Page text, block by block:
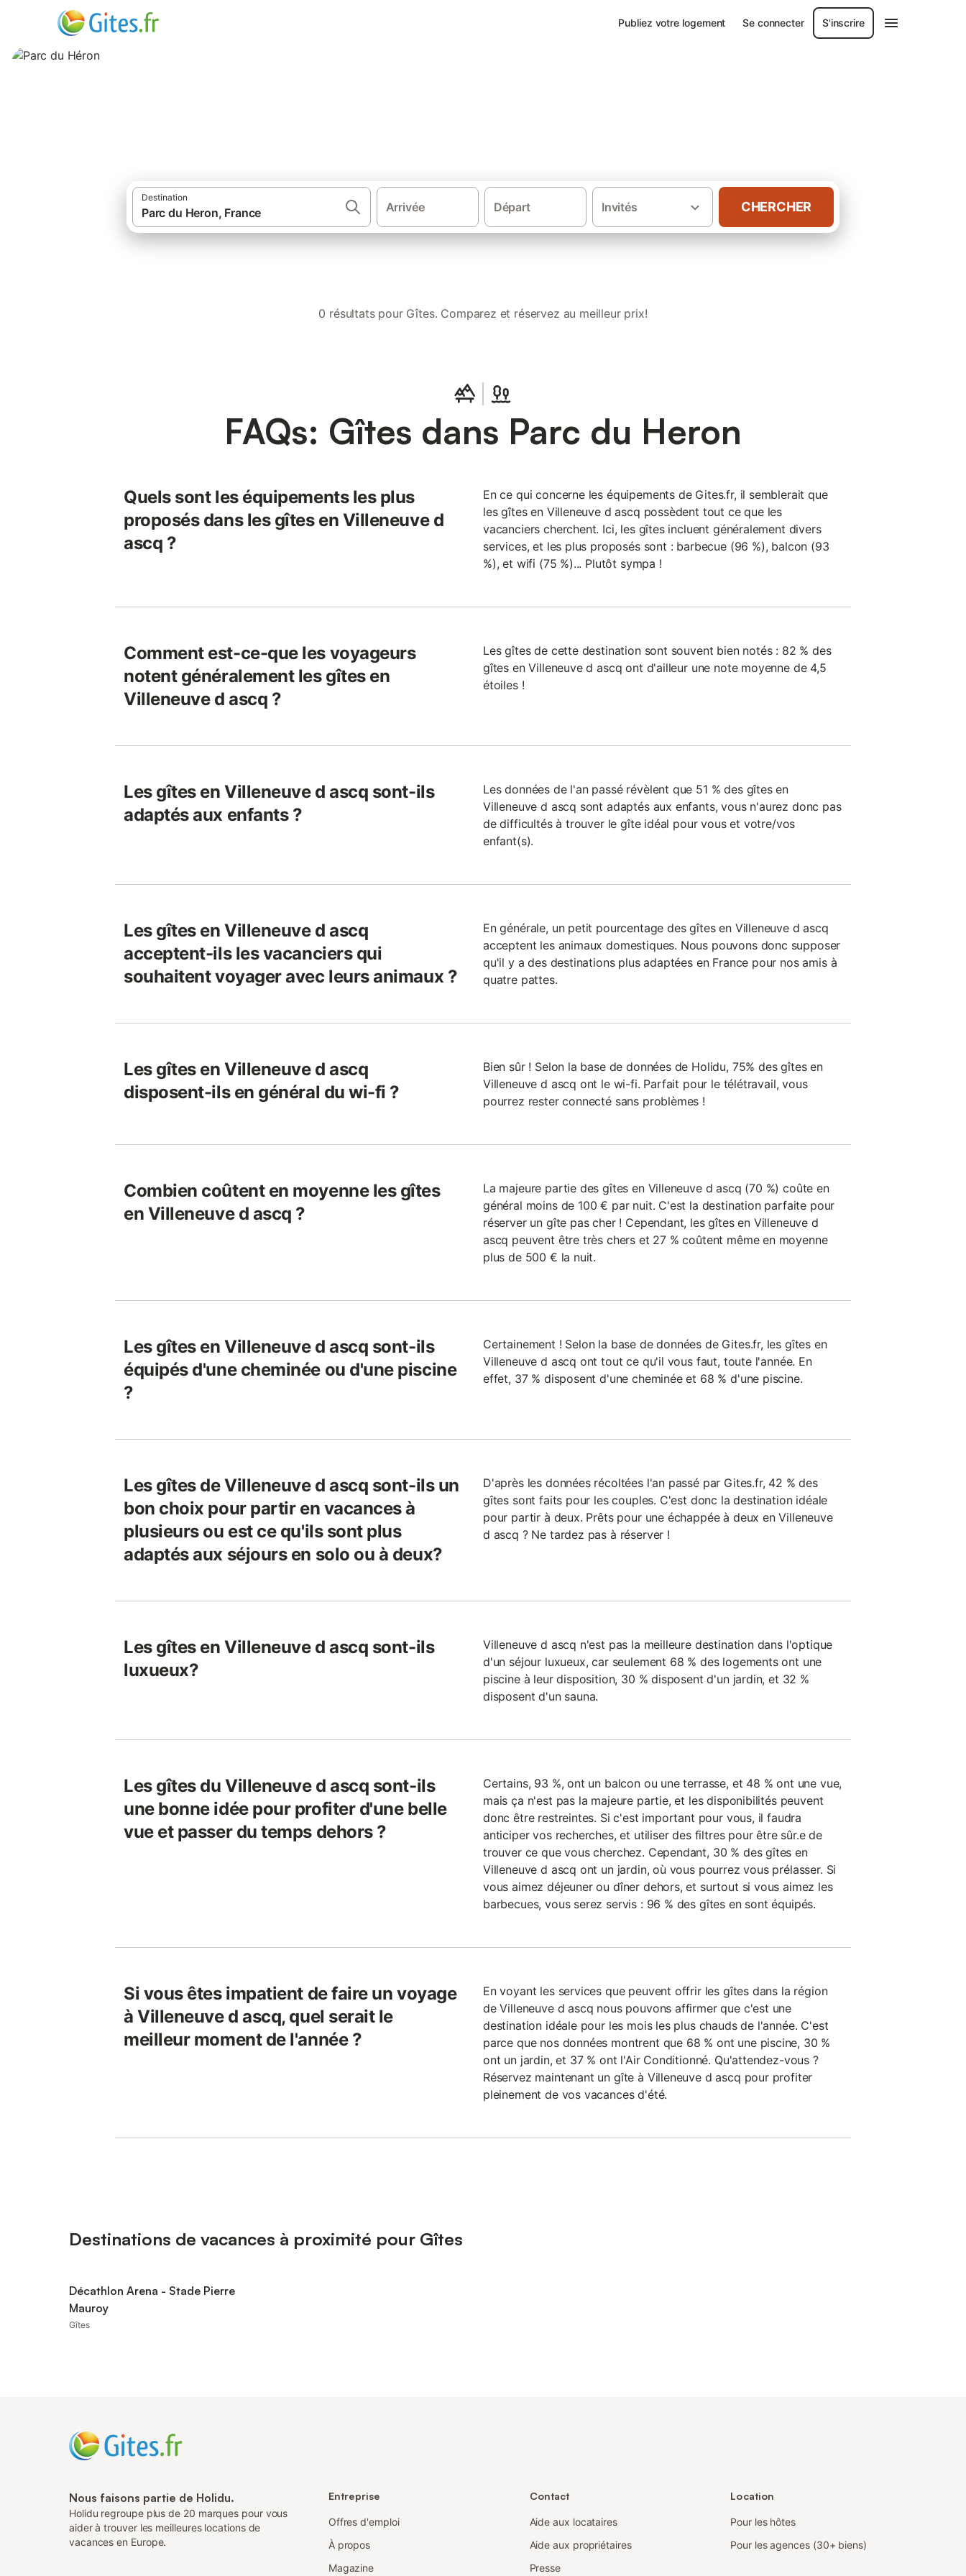
Publiez votre logement Se connecter S'inscrire
Destination
Arrivée Départ Invités CHERCHER
0 résultats pour Gîtes. Comparez et réservez au meilleur prix!
FAQs: Gîtes dans Parc du Heron
Quels sont les équipements les plus
proposés dans les gîtes en Villeneuve d
ascq ?
En ce qui concerne les équipements de Gites.fr, il semblerait que
les gîtes en Villeneuve d ascq possèdent tout ce que les
vacanciers cherchent. Ici, les gîtes incluent généralement divers
services, et les plus proposés sont : barbecue (96 %), balcon (93
%), et wifi (75 %)... Plutôt sympa !
Comment est-ce-que les voyageurs
notent généralement les gîtes en
Villeneuve d ascq ?
Les gîtes de cette destination sont souvent bien notés : 82 % des
gîtes en Villeneuve d ascq ont d'ailleur une note moyenne de 4,5
étoiles !
Les gîtes en Villeneuve d ascq sont-ils
adaptés aux enfants ?
Les données de l'an passé révèlent que 51 % des gîtes en
Villeneuve d ascq sont adaptés aux enfants, vous n'aurez donc pas
de difficultés à trouver le gîte idéal pour vous et votre/vos
enfant(s).
Les gîtes en Villeneuve d ascq
acceptent-ils les vacanciers qui
souhaitent voyager avec leurs animaux ?
En générale, un petit pourcentage des gîtes en Villeneuve d ascq
acceptent les animaux domestiques. Nous pouvons donc supposer
qu'il y a des destinations plus adaptées en France pour nos amis à
quatre pattes.
Les gîtes en Villeneuve d ascq
disposent-ils en général du wi-fi ?
Bien sûr ! Selon la base de données de Holidu, 75% des gîtes en
Villeneuve d ascq ont le wi-fi. Parfait pour le télétravail, vous
pourrez rester connecté sans problèmes !
Combien coûtent en moyenne les gîtes
en Villeneuve d ascq ?
La majeure partie des gîtes en Villeneuve d ascq (70 %) coûte en
général moins de 100 € par nuit. C'est la destination parfaite pour
réserver un gîte pas cher ! Cependant, les gîtes en Villeneuve d
ascq peuvent être très chers et 27 % coûtent même en moyenne
plus de 500 € la nuit.
Les gîtes en Villeneuve d ascq sont-ils
équipés d'une cheminée ou d'une piscine
?
Certainement ! Selon la base de données de Gites.fr, les gîtes en
Villeneuve d ascq ont tout ce qu'il vous faut, toute l'année. En
effet, 37 % disposent d'une cheminée et 68 % d'une piscine.
Les gîtes de Villeneuve d ascq sont-ils un
bon choix pour partir en vacances à
plusieurs ou est ce qu'ils sont plus
adaptés aux séjours en solo ou à deux?
D'après les données récoltées l'an passé par Gites.fr, 42 % des
gîtes sont faits pour les couples. C'est donc la destination idéale
pour partir à deux. Prêts pour une échappée à deux en Villeneuve
d ascq ? Ne tardez pas à réserver !
Les gîtes en Villeneuve d ascq sont-ils
luxueux?
Villeneuve d ascq n'est pas la meilleure destination dans l'optique
d'un séjour luxueux, car seulement 68 % des logements ont une
piscine à leur disposition, 30 % disposent d'un jardin, et 32 %
disposent d'un sauna.
Les gîtes du Villeneuve d ascq sont-ils
une bonne idée pour profiter d'une belle
vue et passer du temps dehors ?
Certains, 93 %, ont un balcon ou une terrasse, et 48 % ont une vue,
mais ça n'est pas la majeure partie, et les disponibilités peuvent
donc être restreintes. Si c'est important pour vous, il faudra
anticiper vos recherches, et utiliser des filtres pour être sûr.e de
trouver ce que vous cherchez. Cependant, 30 % des gîtes en
Villeneuve d ascq ont un jardin, où vous pourrez vous prélasser. Si
vous aimez déjeuner ou dîner dehors, et surtout si vous aimez les
barbecues, vous serez servis : 96 % des gîtes en sont équipés.
Si vous êtes impatient de faire un voyage
à Villeneuve d ascq, quel serait le
meilleur moment de l'année ?
En voyant les services que peuvent offrir les gîtes dans la région
de Villeneuve d ascq nous pouvons affirmer que c'est une
destination idéale pour les mois les plus chauds de l'année. C'est
parce que nos données montrent que 68 % ont une piscine, 30 %
ont un jardin, et 37 % ont l'Air Conditionné. Qu'attendez-vous ?
Réservez maintenant un gîte à Villeneuve d ascq pour profiter
pleinement de vos vacances d'été.
Destinations de vacances à proximité pour Gîtes
Décathlon Arena - Stade Pierre
Mauroy
Gîtes
Nous faisons partie de Holidu.
Holidu regroupe plus de 20 marques pour vous
aider à trouver les meilleures locations de
vacances en Europe.
Entreprise
Offres d'emploi
À propos
Magazine
Contact
Aide aux locataires
Aide aux propriétaires
Presse
Location
Pour les hôtes
Pour les agences (30+ biens)